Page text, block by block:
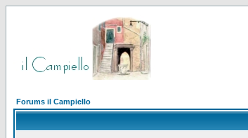
Forums il Campiello